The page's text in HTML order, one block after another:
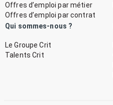
Offres d’emploi par métier
Offres d’emploi par contrat
Qui sommes-nous ?
Le Groupe Crit
Talents Crit